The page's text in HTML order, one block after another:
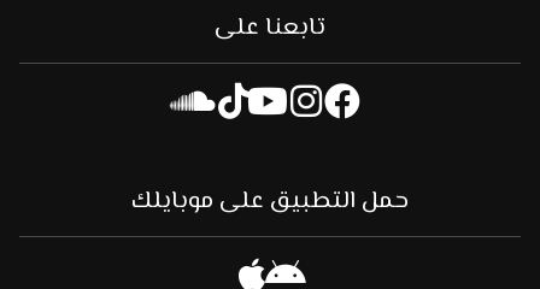
تابعنا على
حمل التطبيق على موبايلك